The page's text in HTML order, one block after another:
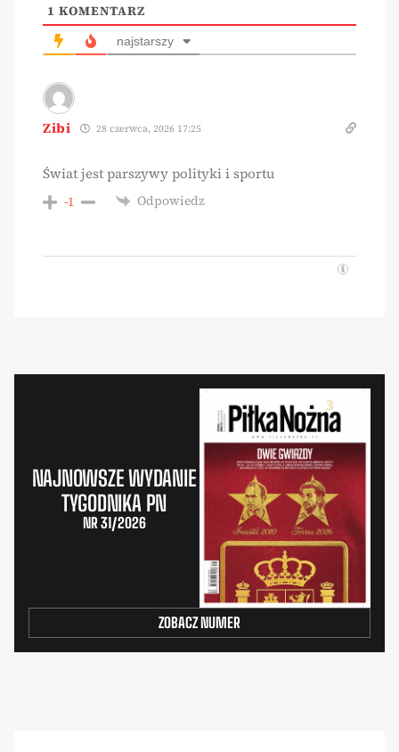
1 KOMENTARZ
najstarszy
Zibi 28 czerwca, 2026 17:25
Świat jest parszywy polityki i sportu
-1 Odpowiedz
NAJNOWSZE WYDANIE
TYGODNIKA PN
NR 31/2026
ZOBACZ NUMER